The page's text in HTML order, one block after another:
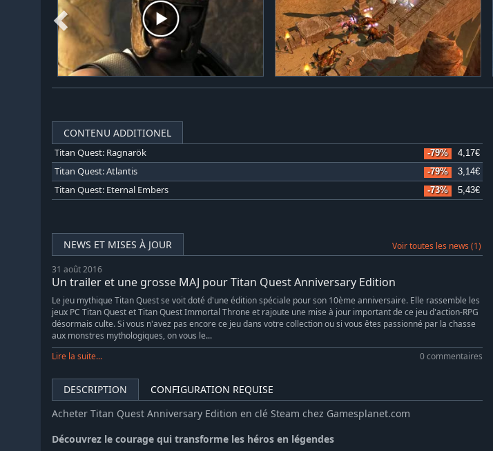
CONTENU ADDITIONEL
Titan Quest: Ragnarök -79% 4,17€
Titan Quest: Atlantis -79% 3,14€
Titan Quest: Eternal Embers -73% 5,43€
NEWS ET MISES À JOUR Voir toutes les news (1)
31 août 2016
Un trailer et une grosse MAJ pour Titan Quest Anniversary Edition
Le jeu mythique Titan Quest se voit doté d'une édition spéciale pour son 10ème anniversaire. Elle rassemble les
jeux PC Titan Quest et Titan Quest Immortal Throne et rajoute une mise à jour important de ce jeu d'action-RPG
désormais culte. Si vous n'avez pas encore ce jeu dans votre collection ou si vous êtes passionné par la chasse
aux monstres mythologiques, on vous le...
Lire la suite...
0 commentaires
DESCRIPTION
CONFIGURATION REQUISE
Acheter Titan Quest Anniversary Edition en clé Steam chez Gamesplanet.com
Découvrez le courage qui transforme les héros en légendes